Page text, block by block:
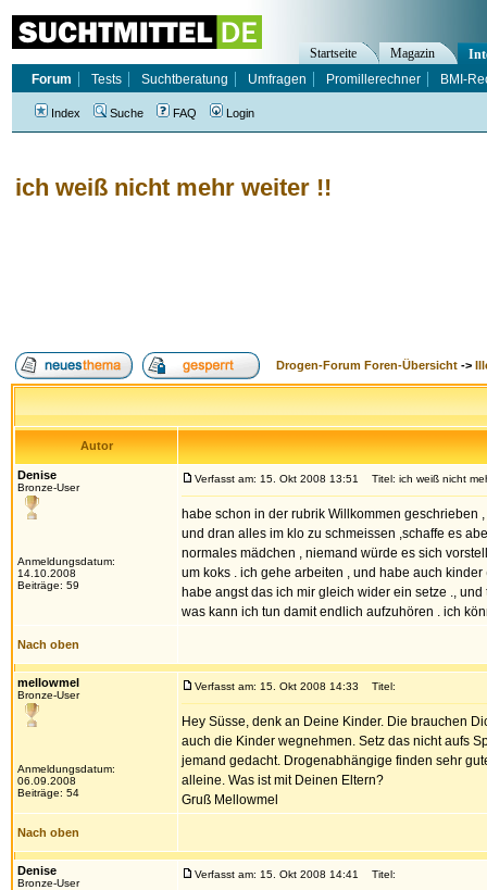
ich weiß nicht mehr weiter !!
Drogen-Forum Foren-Übersicht ->
Autor
Denise
Bronze-User
Anmeldungsdatum:
14.10.2008
Beiträge: 59
Verfasst am: 15. Okt 2008 13:51 Titel: ich weiß nicht
habe schon in der rubrik Willkommen geschrieben
und dran alles im klo zu schmeissen ,schaffe es
normales mädchen , niemand würde es sich
um koks . ich gehe arbeiten , und habe auch
habe angst das ich mir gleich wider ein setze .,
was kann ich tun damit endlich aufzuhören . ich
Nach oben
mellowmel
Bronze-User
Anmeldungsdatum:
06.09.2008
Beiträge: 54
Verfasst am: 15. Okt 2008 14:33 Titel:
Hey Süsse, denk an Deine Kinder. Die brauchen
auch die Kinder wegnehmen. Setz das nicht aufs
jemand gedacht. Drogenabhängige finden sehr
alleine. Was ist mit Deinen Eltern?
Gruß Mellowmel
Nach oben
Denise
Bronze-User
Verfasst am: 15. Okt 2008 14:41 Titel:
Startseite Magazin
Forum
Tests Suchtberatung Umfragen Promillerechner BMI-
Index Suche FAQ Login